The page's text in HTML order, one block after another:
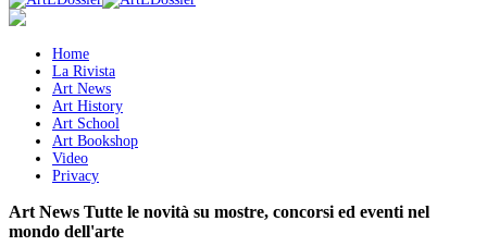
Home
La Rivista
Art News
Art History
Art School
Art Bookshop
Video
Privacy
Art News Tutte le novità su mostre, concorsi ed eventi nel
mondo dell'arte